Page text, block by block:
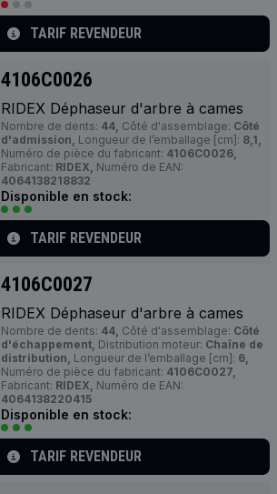
TARIF REVENDEUR
4106C0026
RIDEX Déphaseur d'arbre à cames
Nombre de dents: 44, Côté d'assemblage: Côté
d'admission, Longueur de l’emballage [cm]: 8,1,
Numéro de pièce du fabricant: 4106C0026,
Fabricant: RIDEX, Numéro de EAN:
4064138218832
Disponible en stock:
TARIF REVENDEUR
4106C0027
RIDEX Déphaseur d'arbre à cames
Nombre de dents: 44, Côté d'assemblage: Côté
d'échappement, Distribution moteur: Chaîne de
distribution, Longueur de l’emballage [cm]: 6,
Numéro de pièce du fabricant: 4106C0027,
Fabricant: RIDEX, Numéro de EAN:
4064138220415
Disponible en stock:
TARIF REVENDEUR